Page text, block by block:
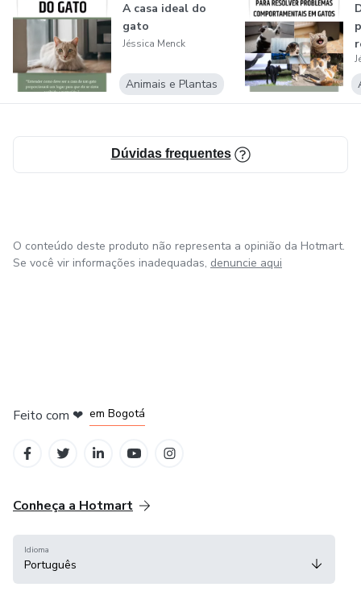
A casa ideal do
gato
Jéssica Menck
Animais e Plantas
Dúvidas frequentes
O conteúdo deste produto não representa a opinião da Hotmart.
Se você vir informações inadequadas, denuncie aqui
Feito com ❤ em Bogotá
Conheça a Hotmart
Idioma
Português